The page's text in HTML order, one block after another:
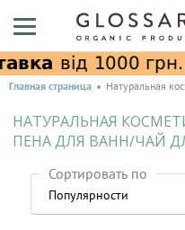
Главная страница Натуральная
НАТУРАЛЬНАЯ
ПЕНА ДЛЯ ВАНН/ЧАЙ
Сортировать по